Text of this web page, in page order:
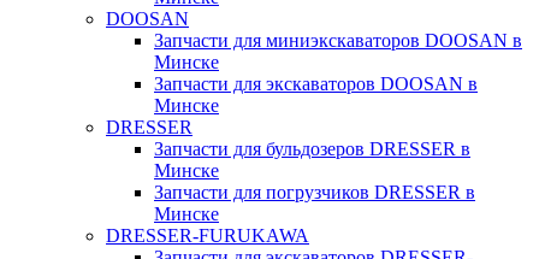
DOOSAN
Запчасти для миниэкскаваторов DOOSAN в
Минске
Запчасти для экскаваторов DOOSAN в
Минске
DRESSER
Запчасти для бульдозеров DRESSER в
Минске
Запчасти для погрузчиков DRESSER в
Минске
DRESSER-FURUKAWA